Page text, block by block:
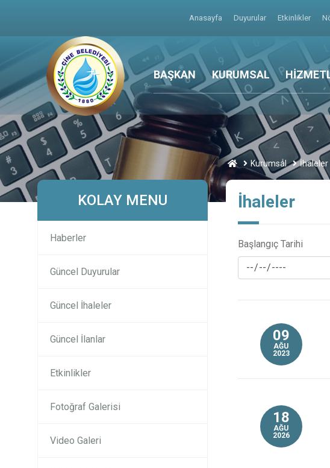
Anasayfa Duyurular Etkinlikler
BAŞKAN KURUMSAL
Kurumsal İhaleler
KOLAY MENU
Haberler
Güncel Duyurular
Güncel İhaleler
Güncel İlanlar
Etkinlikler
Fotoğraf Galerisi
Video Galeri
İhaleler
Başlangıç Tarihi
09
AĞU
2023
18
AĞU
2026